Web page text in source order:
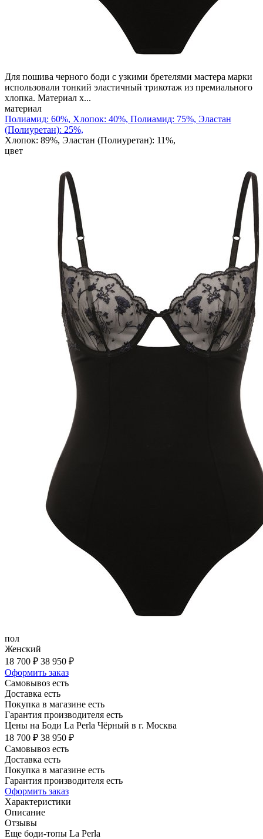
Для пошива черного боди с узкими бретелями мастера марки
использовали тонкий эластичный трикотаж из премиального
хлопка. Материал х...
материал
Полиамид: 60%, Хлопок: 40%, Полиамид: 75%, Эластан
(Полиуретан): 25%,
Хлопок: 89%, Эластан (Полиуретан): 11%,
цвет
пол
Женский
18 700 ₽ 38 950 ₽
Оформить заказ
Самовывоз есть
Доставка есть
Покупка в магазине есть
Гарантия производителя есть
Цены на Боди La Perla Чёрный в г. Москва
18 700 ₽ 38 950 ₽
Самовывоз есть
Доставка есть
Покупка в магазине есть
Гарантия производителя есть
Оформить заказ
Характеристики
Описание
Отзывы
Еще боди-топы La Perla